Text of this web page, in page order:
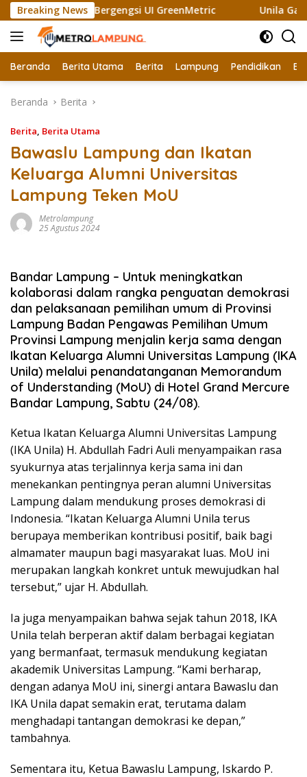
Langsung
ke
konten
Breaking News
Sertifikat Bergengsi UI GreenMetric Unila
Beranda Berita Utama Berita Lampung Pendidikan
Beranda Berita
Berita, Berita Utama
Bawaslu Lampung dan Ikatan
Keluarga Alumni Universitas
Lampung Teken MoU
Metrolampung
25 Agustus 2024
Bandar Lampung – Untuk meningkatkan
kolaborasi dalam rangka penguatan demokrasi
dan pelaksanaan pemilihan umum di Provinsi
Lampung Badan Pengawas Pemilihan Umum
Provinsi Lampung menjalin kerja sama dengan
Ikatan Keluarga Alumni Universitas Lampung (IKA
Unila) melalui penandatanganan Memorandum
of Understanding (MoU) di Hotel Grand Mercure
Bandar Lampung, Sabtu (24/08).
Ketua Ikatan Keluarga Alumni Universitas Lampung
(IKA Unila) H. Abdullah Fadri Auli menyampaikan rasa
syukurnya atas terjalinnya kerja sama ini dan
menekankan pentingnya peran alumni Universitas
Lampung dalam mendukung proses demokrasi di
Indonesia. “Ikatan Keluarga Alumni Unila terus
berupaya memberikan kontribusi positif, baik bagi
almamater maupun bagi masyarakat luas. MoU ini
merupakan langkah konkret untuk mewujudkan hal
tersebut,” ujar H. Abdullah.
Ia juga menyampaikan bahwa sejak tahun 2018, IKA
Unila telah berperan aktif dalam berbagai kegiatan
yang bermanfaat, termasuk mendukung kegiatan
akademik Universitas Lampung. “Kami berharap,
dengan adanya MoU ini, sinergi antara Bawaslu dan
IKA Unila dapat semakin erat, terutama dalam
menghadapi tantangan demokrasi ke depan,”
tambahnya.
Sementara itu, Ketua Bawaslu Lampung, Iskardo P.